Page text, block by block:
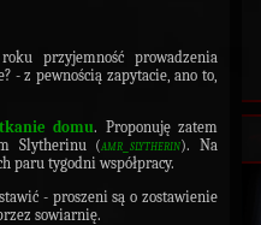
przyjemność prowadzenia
- z pewnością zapytacie, ano to,
domu. Proponuję zatem
Slytherinu (amr_slytherin). Na
paru tygodni współpracy.
- proszeni są o zostawienie
sowiarnię.